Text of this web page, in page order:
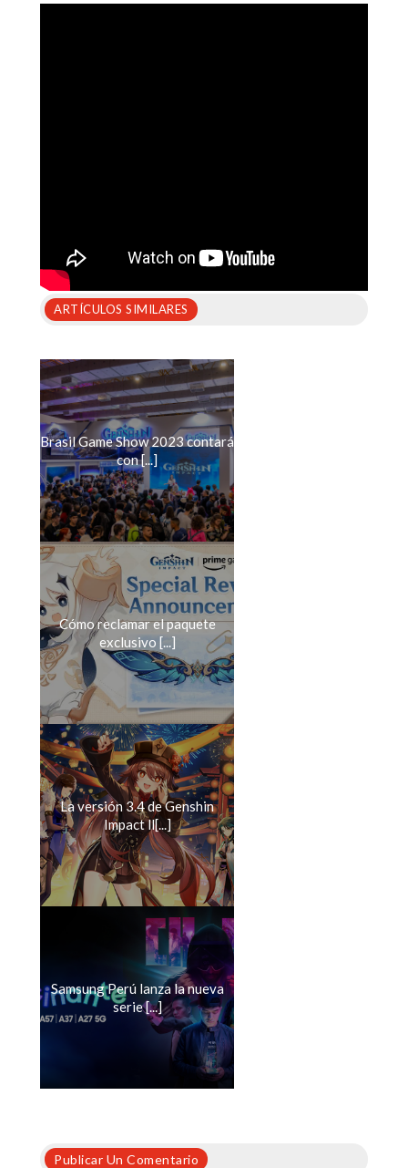
ARTÍCULOS SIMILARES
Brasil Game Show 2023 contará
con [...]
Cómo reclamar el paquete
exclusivo [...]
La versión 3.4 de Genshin
Impact ll[...]
Samsung Perú lanza la nueva
serie [...]
Publicar Un Comentario